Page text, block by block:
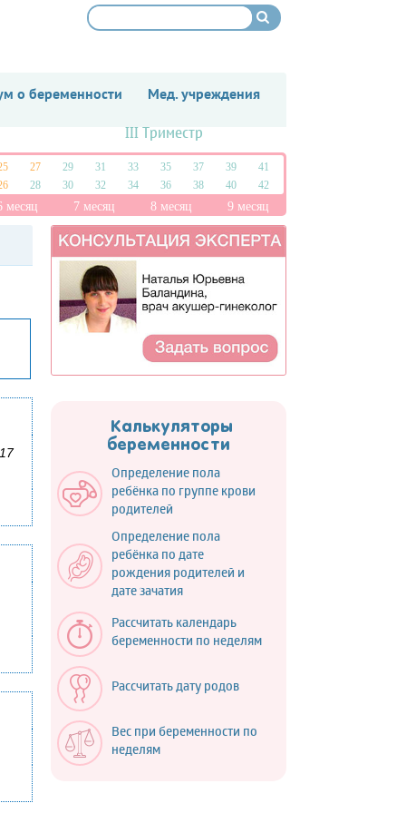
о беременности Мед. учреждения
III Триместр
27 29 31 33 35 37 39
41
28 30 32 34 36 38 40 42
месяц 7 месяц 8 месяц 9 месяц
Калькуляторы
беременности
Определение пола
ребёнка по группе крови
родителей
Определение пола
ребёнка по дате
рождения родителей и
дате зачатия
Рассчитать календарь
беременности по неделям
Рассчитать дату родов
Вес при беременности по
неделям